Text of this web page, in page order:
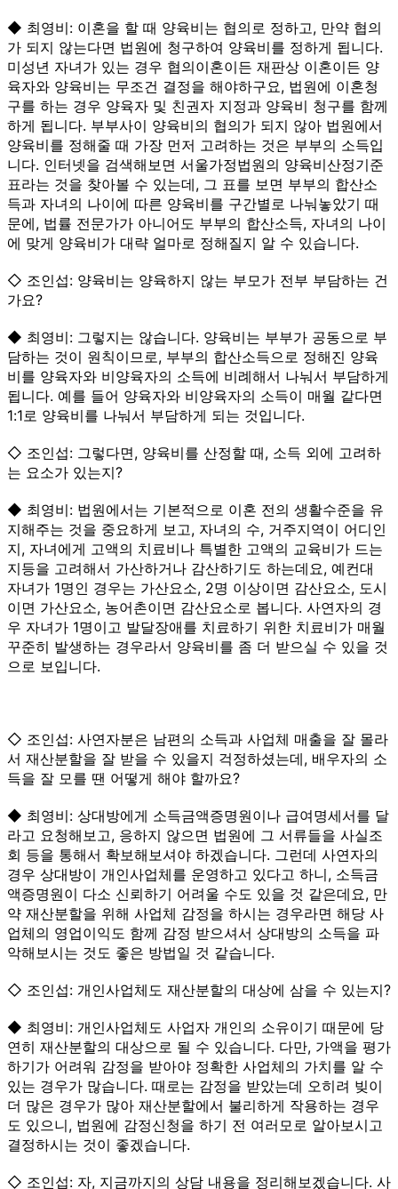
◆ 최영비: 이혼을 할 때 양육비는 협의로 정하고, 만약 협의
가 되지 않는다면 법원에 청구하여 양육비를 정하게 됩니다.
미성년 자녀가 있는 경우 협의이혼이든 재판상 이혼이든 양
육자와 양육비는 무조건 결정을 해야하구요, 법원에 이혼청
구를 하는 경우 양육자 및 친권자 지정과 양육비 청구를 함께
하게 됩니다. 부부사이 양육비의 협의가 되지 않아 법원에서
양육비를 정해줄 때 가장 먼저 고려하는 것은 부부의 소득입
니다. 인터넷을 검색해보면 서울가정법원의 양육비산정기준
표라는 것을 찾아볼 수 있는데, 그 표를 보면 부부의 합산소
득과 자녀의 나이에 따른 양육비를 구간별로 나눠놓았기 때
문에, 법률 전문가가 아니어도 부부의 합산소득, 자녀의 나이
에 맞게 양육비가 대략 얼마로 정해질지 알 수 있습니다.
◇ 조인섭: 양육비는 양육하지 않는 부모가 전부 부담하는 건
가요?
◆ 최영비: 그렇지는 않습니다. 양육비는 부부가 공동으로 부
담하는 것이 원칙이므로, 부부의 합산소득으로 정해진 양육
비를 양육자와 비양육자의 소득에 비례해서 나눠서 부담하게
됩니다. 예를 들어 양육자와 비양육자의 소득이 매월 같다면
1:1로 양육비를 나눠서 부담하게 되는 것입니다.
◇ 조인섭: 그렇다면, 양육비를 산정할 때, 소득 외에 고려하
는 요소가 있는지?
◆ 최영비: 법원에서는 기본적으로 이혼 전의 생활수준을 유
지해주는 것을 중요하게 보고, 자녀의 수, 거주지역이 어디인
지, 자녀에게 고액의 치료비나 특별한 고액의 교육비가 드는
지등을 고려해서 가산하거나 감산하기도 하는데요, 예컨대
자녀가 1명인 경우는 가산요소, 2명 이상이면 감산요소, 도시
이면 가산요소, 농어촌이면 감산요소로 봅니다. 사연자의 경
우 자녀가 1명이고 발달장애를 치료하기 위한 치료비가 매월
꾸준히 발생하는 경우라서 양육비를 좀 더 받으실 수 있을 것
으로 보입니다.
◇ 조인섭: 사연자분은 남편의 소득과 사업체 매출을 잘 몰라
서 재산분할을 잘 받을 수 있을지 걱정하셨는데, 배우자의 소
득을 잘 모를 땐 어떻게 해야 할까요?
◆ 최영비: 상대방에게 소득금액증명원이나 급여명세서를 달
라고 요청해보고, 응하지 않으면 법원에 그 서류들을 사실조
회 등을 통해서 확보해보셔야 하겠습니다. 그런데 사연자의
경우 상대방이 개인사업체를 운영하고 있다고 하니, 소득금
액증명원이 다소 신뢰하기 어려울 수도 있을 것 같은데요, 만
약 재산분할을 위해 사업체 감정을 하시는 경우라면 해당 사
업체의 영업이익도 함께 감정 받으셔서 상대방의 소득을 파
악해보시는 것도 좋은 방법일 것 같습니다.
◇ 조인섭: 개인사업체도 재산분할의 대상에 삼을 수 있는지?
◆ 최영비: 개인사업체도 사업자 개인의 소유이기 때문에 당
연히 재산분할의 대상으로 될 수 있습니다. 다만, 가액을 평가
하기가 어려워 감정을 받아야 정확한 사업체의 가치를 알 수
있는 경우가 많습니다. 때로는 감정을 받았는데 오히려 빚이
더 많은 경우가 많아 재산분할에서 불리하게 작용하는 경우
도 있으니, 법원에 감정신청을 하기 전 여러모로 알아보시고
결정하시는 것이 좋겠습니다.
◇ 조인섭: 자, 지금까지의 상담 내용을 정리해보겠습니다. 사